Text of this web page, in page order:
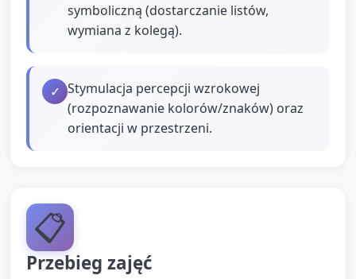
symboliczną (dostarczanie listów,
wymiana z kolegą).
✓ Stymulacja percepcji wzrokowej
(rozpoznawanie kolorów/znaków) oraz
orientacji w przestrzeni.
📋
Przebieg zajęć